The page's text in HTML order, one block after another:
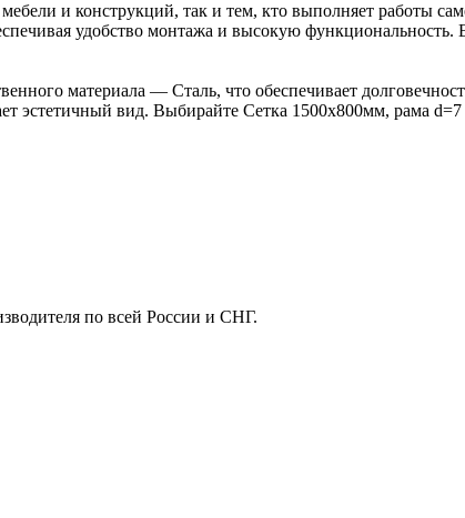
и конструкций, так и тем, кто выполняет работы
удобство монтажа и высокую функциональность.
материала — Сталь, что обеспечивает
эстетичный вид. Выбирайте Сетка 1500х800мм, рама
по всей России и СНГ.